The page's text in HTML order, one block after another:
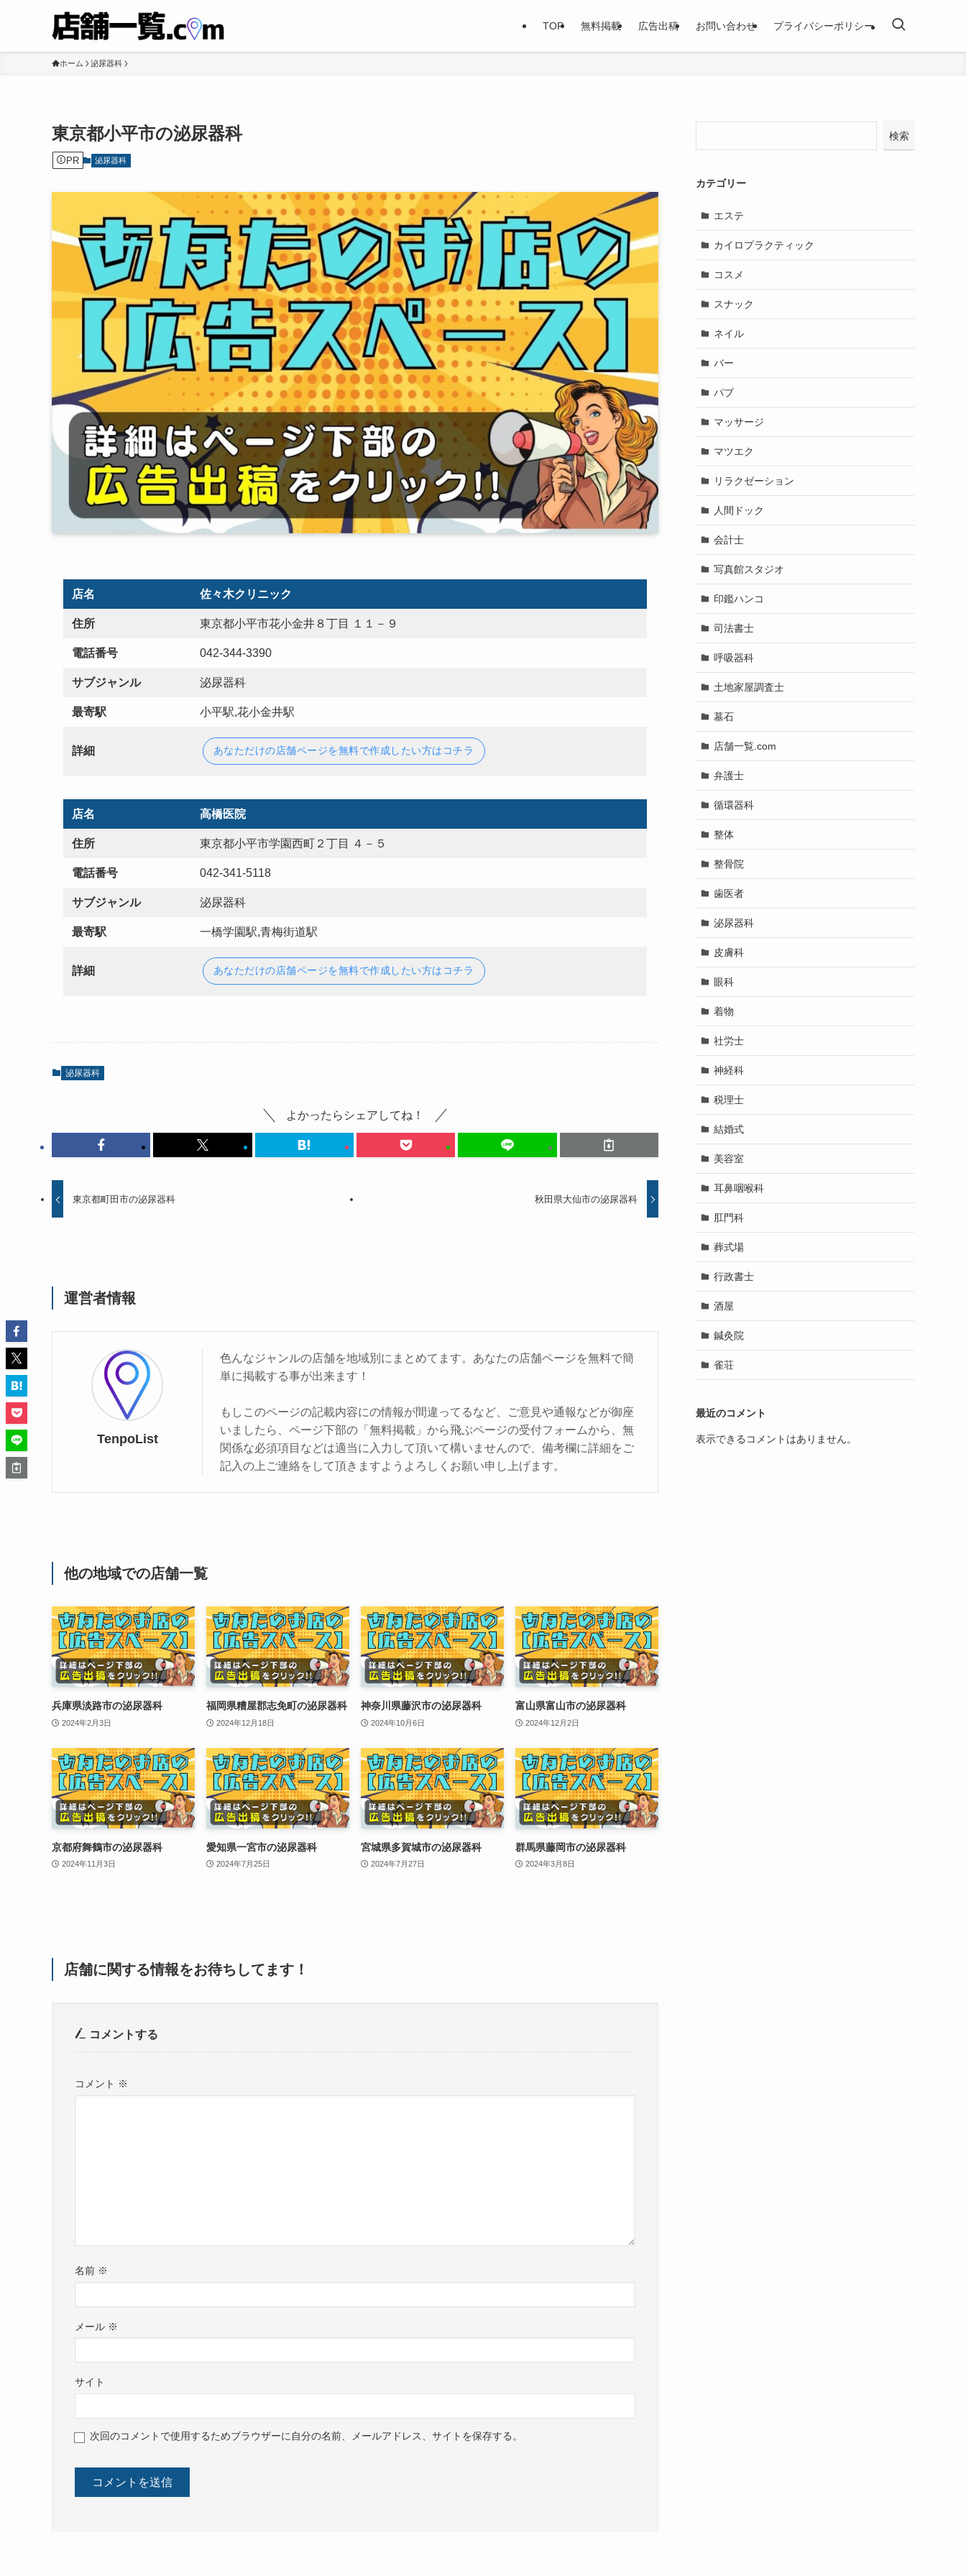
TOP 無料掲載 広告出稿 お問い合わせ プライバシーポリシー
ホーム 泌尿器科
東京都小平市の泌尿器科
PR 泌尿器科
店名 佐々木クリニック
住所 東京都小平市花小金井８丁目 １１－９
電話番号 042-344-3390
サブジャンル 泌尿器科
最寄駅 小平駅,花小金井駅
詳細 あなただけの店舗ページを無料で作成したい方はコチラ
店名 高橋医院
住所 東京都小平市学園西町２丁目 ４－５
電話番号 042-341-5118
サブジャンル 泌尿器科
最寄駅 一橋学園駅,青梅街道駅
詳細 あなただけの店舗ページを無料で作成したい方はコチラ
泌尿器科
よかったらシェアしてね！
東京都町田市の泌尿器科 秋田県大仙市の泌尿器科
運営者情報
TenpoList
色んなジャンルの店舗を地域別にまとめてます。あなたの店舗ページを無料で簡
単に掲載する事が出来ます！
もしこのページの記載内容にの情報が間違ってるなど、ご意見や通報などが御座
いましたら、ページ下部の「無料掲載」から飛ぶページの受付フォームから、無
関係な必須項目などは適当に入力して頂いて構いませんので、備考欄に詳細をご
記入の上ご連絡をして頂きますようよろしくお願い申し上げます。
他の地域での店舗一覧
兵庫県淡路市の泌尿器科
2024年2月3日
福岡県糟屋郡志免町の泌尿器科
2024年12月18日
神奈川県藤沢市の泌尿器科
2024年10月6日
富山県富山市の泌尿器科
2024年12月2日
京都府舞鶴市の泌尿器科
2024年11月3日
愛知県一宮市の泌尿器科
2024年7月25日
宮城県多賀城市の泌尿器科
2024年7月27日
群馬県藤岡市の泌尿器科
2024年3月8日
店舗に関する情報をお待ちしてます！
コメントする
コメント ※
名前 ※
メール ※
サイト
次回のコメントで使用するためブラウザーに自分の名前、メールアドレス、サイトを保存する。
検索
カテゴリー
エステ
カイロプラクティック
コスメ
スナック
ネイル
バー
パブ
マッサージ
マツエク
リラクゼーション
人間ドック
会計士
写真館スタジオ
印鑑ハンコ
司法書士
呼吸器科
土地家屋調査士
墓石
店舗一覧.com
弁護士
循環器科
整体
整骨院
歯医者
泌尿器科
皮膚科
眼科
着物
社労士
神経科
税理士
結婚式
美容室
耳鼻咽喉科
肛門科
葬式場
行政書士
酒屋
鍼灸院
雀荘
最近のコメント
表示できるコメントはありません。